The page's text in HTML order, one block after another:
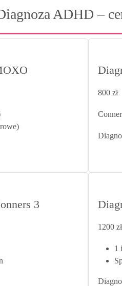
terminu
problemem. Wizyty
z wyprzedzeniem.
święta, co jest miłym
ADHD –
800 zł
3
1200 zł
1